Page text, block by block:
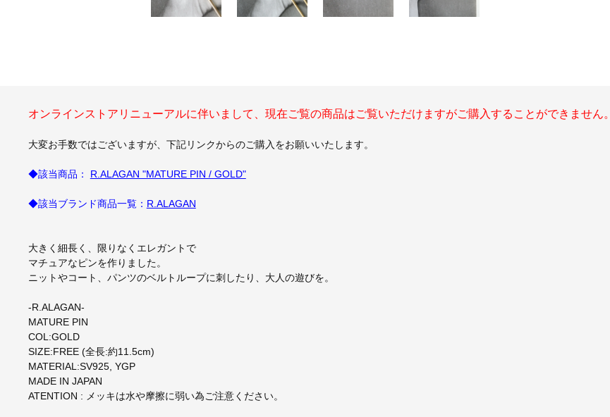
オンラインストアリニューアルに伴いまして、現在ご覧の商品はご覧いただけますがご購入することができません。
大変お手数ではございますが、下記リンクからのご購入をお願いいたします。
◆該当商品： R.ALAGAN "MATURE PIN / GOLD"
◆該当ブランド商品一覧： R.ALAGAN
大きく細長く、限りなくエレガントで
マチュアなピンを作りました。
ニットやコート、パンツのベルトループに刺したり、大人の遊びを。
-R.ALAGAN-
MATURE PIN
COL:GOLD
SIZE:FREE (全⻑:約11.5cm)
MATERIAL:SV925, YGP
MADE IN JAPAN
ATENTION : メッキは水や摩擦に弱い為ご注意ください。